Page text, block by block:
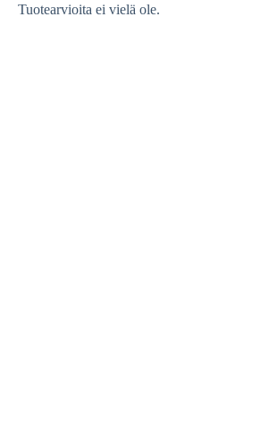
Tuotearvioita ei vielä ole.